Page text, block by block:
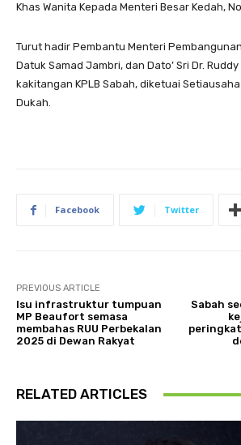
Khas Wanita Kepada Menteri Besar Kedah,
Turut hadir Pembantu Menteri
Datuk Samad Jambri, dan Dato’ Sri Dr.
kakitangan KPLB Sabah, diketuai Setiausaha
Dukah.
Facebook Twitter
PREVIOUS ARTICLE
Isu infrastruktur tumpuan
MP Beaufort semasa
membahas RUU Perbekalan
2025 di Dewan Rakyat
Sabah
RELATED ARTICLES